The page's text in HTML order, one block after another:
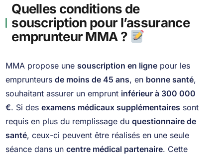
Quelles conditions de
souscription pour l’assurance
emprunteur MMA ?
MMA propose une souscription en ligne pour les
emprunteursde moins de 45 ans, en bonne santé,
souhaitant assurer un emprunt inférieur à 300 000
€. Si desexamens médicaux supplémentaires sont
requis en plus du remplissage duquestionnaire de
santé, ceux-ci peuvent être réalisés en une seule
séance dans uncentre médical partenaire. Cette